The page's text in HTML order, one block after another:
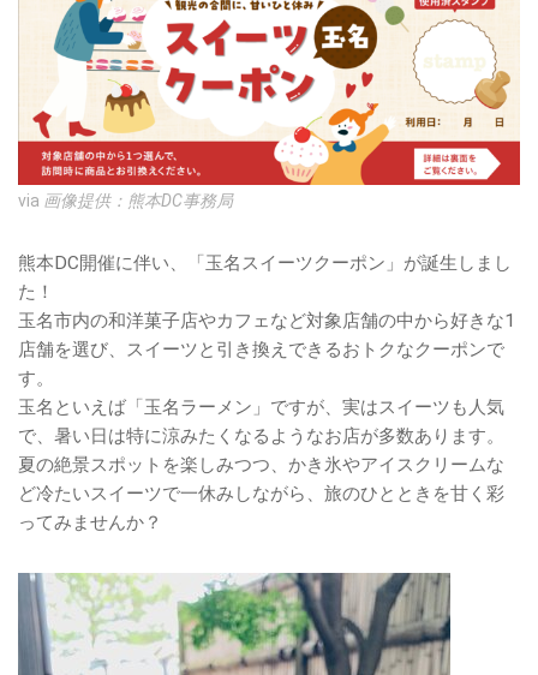
via 画像提供：熊本DC事務局
熊本DC開催に伴い、「玉名スイーツクーポン」が誕生しまし
た！
玉名市内の和洋菓子店やカフェなど対象店舗の中から好きな1
店舗を選び、スイーツと引き換えできるおトクなクーポンで
す。
玉名といえば「玉名ラーメン」ですが、実はスイーツも人気
で、暑い日は特に涼みたくなるようなお店が多数あります。
夏の絶景スポットを楽しみつつ、かき氷やアイスクリームな
ど冷たいスイーツで一休みしながら、旅のひとときを甘く彩
ってみませんか？